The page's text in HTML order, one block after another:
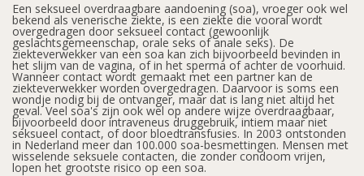
Een seksueel overdraagbare aandoening (soa), vroeger ook wel
bekend als venerische ziekte, is een ziekte die vooral wordt
overgedragen door seksueel contact (gewoonlijk
geslachtsgemeenschap, orale seks of anale seks). De
ziekteverwekker van een soa kan zich bijvoorbeeld bevinden in
het slijm van de vagina, of in het sperma of achter de voorhuid.
Wanneer contact wordt gemaakt met een partner kan de
ziekteverwekker worden overgedragen. Daarvoor is soms een
wondje nodig bij de ontvanger, maar dat is lang niet altijd het
geval. Veel soa's zijn ook wel op andere wijze overdraagbaar,
bijvoorbeeld door intraveneus druggebruik, intiem maar niet
seksueel contact, of door bloedtransfusies. In 2003 ontstonden
in Nederland meer dan 100.000 soa-besmettingen. Mensen met
wisselende seksuele contacten, die zonder condoom vrijen,
lopen het grootste risico op een soa.